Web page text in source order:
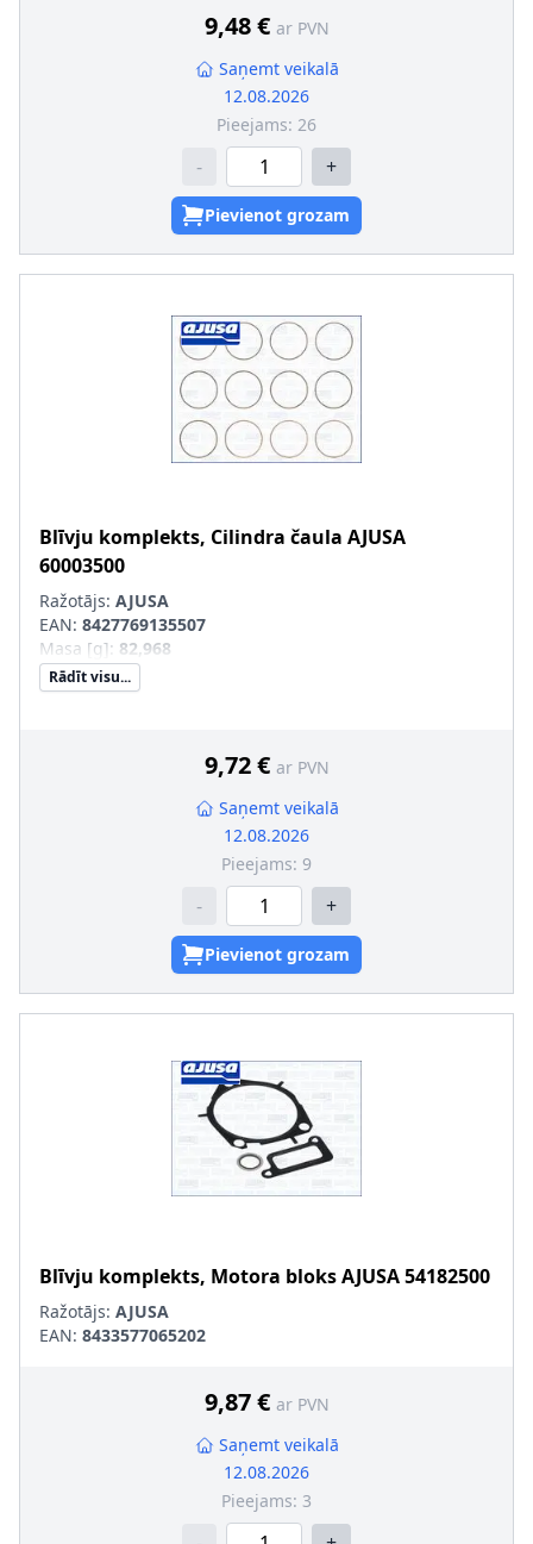
9,48 € ar PVN
Saņemt veikalā
12.08.2026
Pieejams: 26
- +
Pievienot grozam
Blīvju komplekts, Cilindra čaula AJUSA
60003500
Ražotājs: AJUSA
EAN: 8427769135507
Masa [g]: 82,968
Rādīt visu...
9,72 € ar PVN
Saņemt veikalā
12.08.2026
Pieejams: 9
- +
Pievienot grozam
Blīvju komplekts, Motora bloksAJUSA54182500
Ražotājs: AJUSA
EAN: 8433577065202
9,87 € ar PVN
Saņemt veikalā
12.08.2026
Pieejams: 3